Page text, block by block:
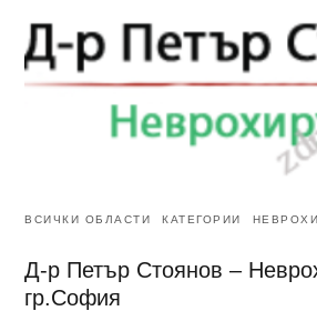
ВСИЧКИ ОБЛАСТИ КАТЕГОРИИ
Д-р Петър Стоянов –
гр.София